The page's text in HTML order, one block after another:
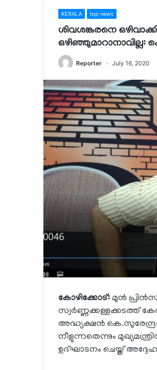
KERALA top news
ശിവശങ്കരനെ
ഒഴിഞ്ഞുമാറാനാവില്ല:
Reporter July 16, 2020
കോഴിക്കോട്: മുന്‍
സ്വര്‍ണ്ണക്കള്ളക്കടത്ത്
അദ്ധ്യക്ഷന്‍
നീളുന്നതെന്നും
ഉദ്ഘാടനം ചെയ്ത്